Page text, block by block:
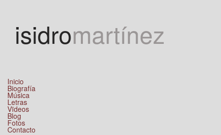
isidromartínez
Inicio
Biografía
Música
Letras
Vïdeos
Blog
Fotos
Contacto